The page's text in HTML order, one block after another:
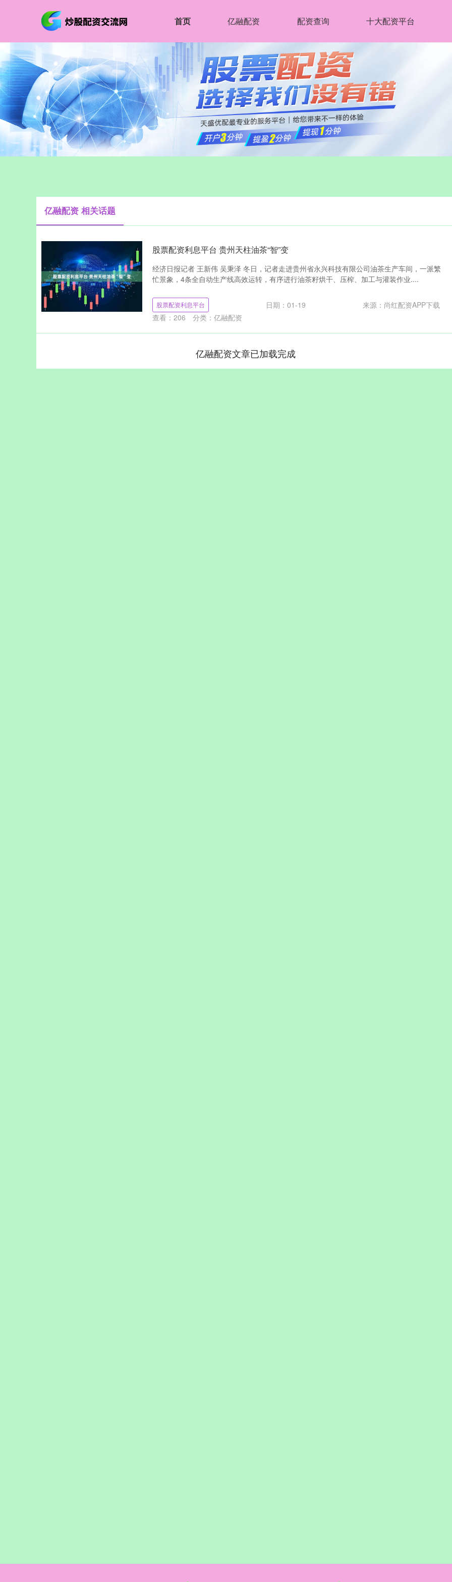
首页 亿融配资 配资查询 十大配资平台
亿融配资 相关话题
股票配资利息平台 贵州天柱油茶“智”变
经济日报记者 王新伟 吴秉泽 冬日，记者走进贵州省永兴科技有限公司油茶生产车间，一派繁
忙景象，4条全自动生产线高效运转，有序进行油茶籽烘干、压榨、加工与灌装作业....
股票配资利息平台 日期：01-19
来源：尚红配资APP下载
查看： 206 分类： 亿融配资
亿融配资文章已加载完成